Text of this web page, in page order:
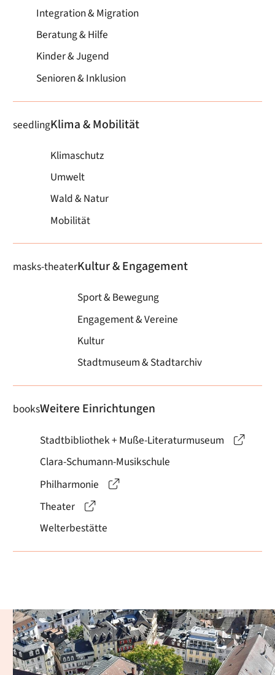
Integration & Migration
Beratung & Hilfe
Kinder & Jugend
Senioren & Inklusion
seedlingKlima & Mobilität
Klimaschutz
Umwelt
Wald & Natur
Mobilität
masks-theaterKultur & Engagement
Sport & Bewegung
Engagement & Vereine
Kultur
Stadtmuseum & Stadtarchiv
booksWeitere Einrichtungen
Stadtbibliothek + Muße-Literaturmuseum
Clara-Schumann-Musikschule
Philharmonie
Theater
Welterbestätte
Einwohnerversammlung
2026